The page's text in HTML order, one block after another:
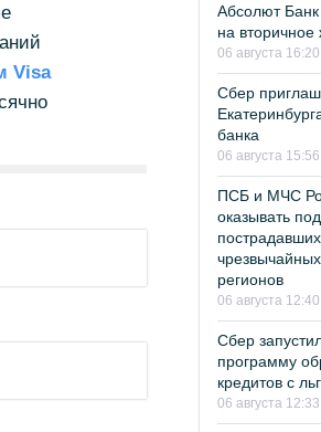
Visa
Абсолют
на вторичное
06 августа 16:20
Сбер
банка
06 августа 15:56
ПСБ и МЧС
оказывать
регионов
06 августа 12:40
Сбер
программу
кредитов с
06 августа 12:33